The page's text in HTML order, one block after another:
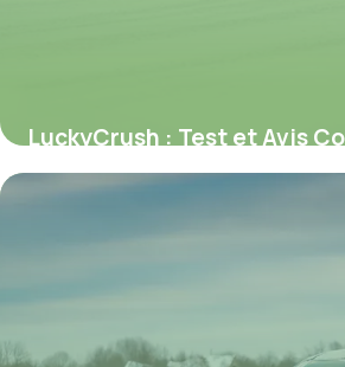
LuckyCrush : Test et Avis
9 juillet 2026